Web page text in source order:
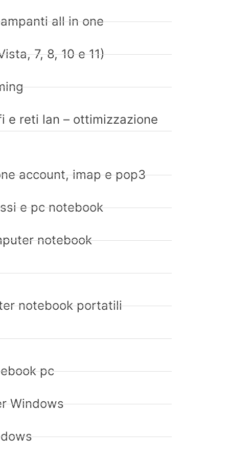
all in one
7, 8, 10 e 11)
e reti lan – ottimizzazione
account, imap e pop3
e pc notebook
notebook
notebook portatili
pc
Windows